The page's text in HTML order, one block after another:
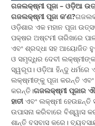
ଗଜଲକ୍ଷ୍ମୀ ପୂଜା – ଓଡ଼ିଆ
ଗଜଲକ୍ଷ୍ମୀ ପୂଜା କ’ଣ?
ଓଡ଼ିଶାର ଏକ ମହାନ ପୂଜା
ପକ୍ଷର ଅଷ୍ଟମୀ ତାରିଖରେ
ଏବଂ ଶ୍ରଦ୍ଧା ସହ ଆୟୋଜିତ
ଓ ସମୃଦ୍ଧିର ଦେବୀ
ସ୍ୱରୂପ। ଓଡ଼ିଆ ହିନ୍ଦୁ ଧର୍ମରେ
ଲକ୍ଷ୍ମୀଙ୍କୁ ପୂଜା କରନ୍ତି
କରନ୍ତି।ଗଜଲକ୍ଷ୍ମୀ ପୂଜାର
ହାତୀ ଏବଂ ଲକ୍ଷ୍ମୀ ହେଉଛନ୍ତି
ଉପାସନା କରିବାରେ ବିଶ୍ୱାସ
ଶାନ୍ତି ବସବାସ କରେ।